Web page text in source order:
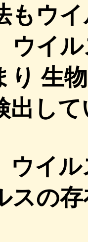
もウ
ウイ
り 生
出し
イル
スの